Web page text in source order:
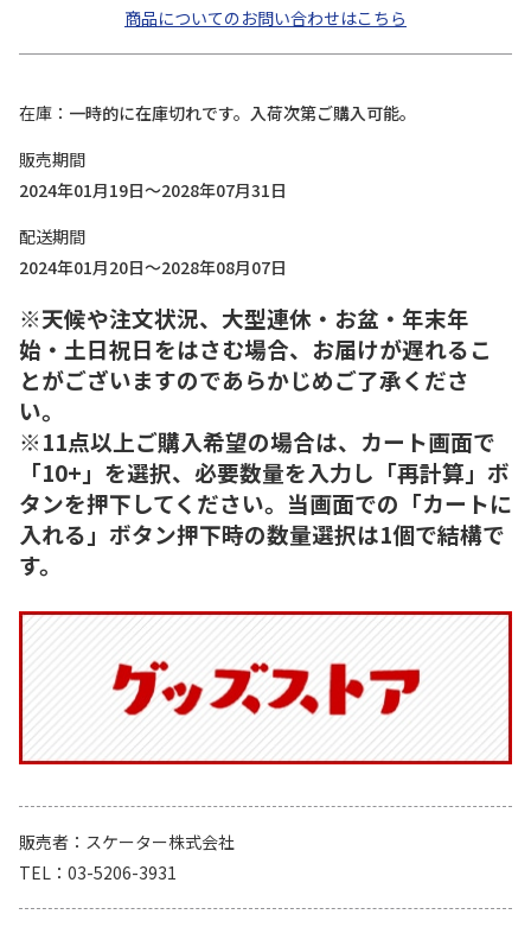
商品についてのお問い合わせはこちら
在庫
一時的に在庫切れです。入荷次第ご購入可能。
販売期間
2024年01月19日～2028年07月31日
配送期間
2024年01月20日～2028年08月07日
※天候や注文状況、大型連休・お盆・年末年
始・土日祝日をはさむ場合、お届けが遅れるこ
とがございますのであらかじめご了承くださ
い。
※11点以上ご購入希望の場合は、カート画面で
「10+」を選択、必要数量を入力し「再計算」ボ
タンを押下してください。当画面での「カートに
入れる」ボタン押下時の数量選択は1個で結構で
す。
販売者
スケーター株式会社
TEL
03-5206-3931